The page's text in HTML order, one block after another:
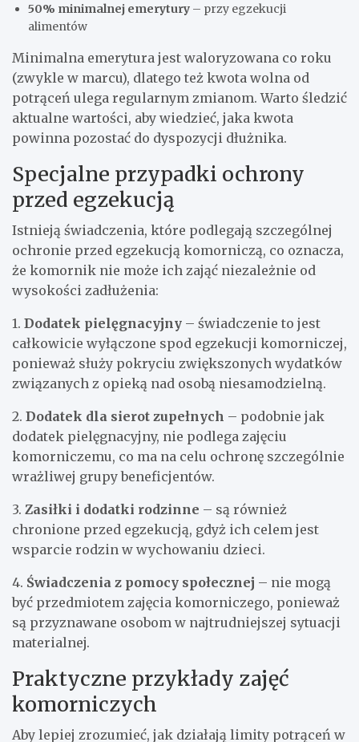
50% minimalnej emerytury – przy egzekucji
alimentów
Minimalna emerytura jest waloryzowana co roku
(zwykle w marcu), dlatego też kwota wolna od
potrąceń ulega regularnym zmianom. Warto śledzić
aktualne wartości, aby wiedzieć, jaka kwota
powinna pozostać do dyspozycji dłużnika.
Specjalne przypadki ochrony
przed egzekucją
Istnieją świadczenia, które podlegają szczególnej
ochronie przed egzekucją komorniczą, co oznacza,
że komornik nie może ich zająć niezależnie od
wysokości zadłużenia:
1. Dodatek pielęgnacyjny – świadczenie to jest
całkowicie wyłączone spod egzekucji komorniczej,
ponieważ służy pokryciu zwiększonych wydatków
związanych z opieką nad osobą niesamodzielną.
2. Dodatek dla sierot zupełnych – podobnie jak
dodatek pielęgnacyjny, nie podlega zajęciu
komorniczemu, co ma na celu ochronę szczególnie
wrażliwej grupy beneficjentów.
3. Zasiłki i dodatki rodzinne – są również
chronione przed egzekucją, gdyż ich celem jest
wsparcie rodzin w wychowaniu dzieci.
4. Świadczenia z pomocy społecznej – nie mogą
być przedmiotem zajęcia komorniczego, ponieważ
są przyznawane osobom w najtrudniejszej sytuacji
materialnej.
Praktyczne przykłady zajęć
komorniczych
Aby lepiej zrozumieć, jak działają limity potrąceń w